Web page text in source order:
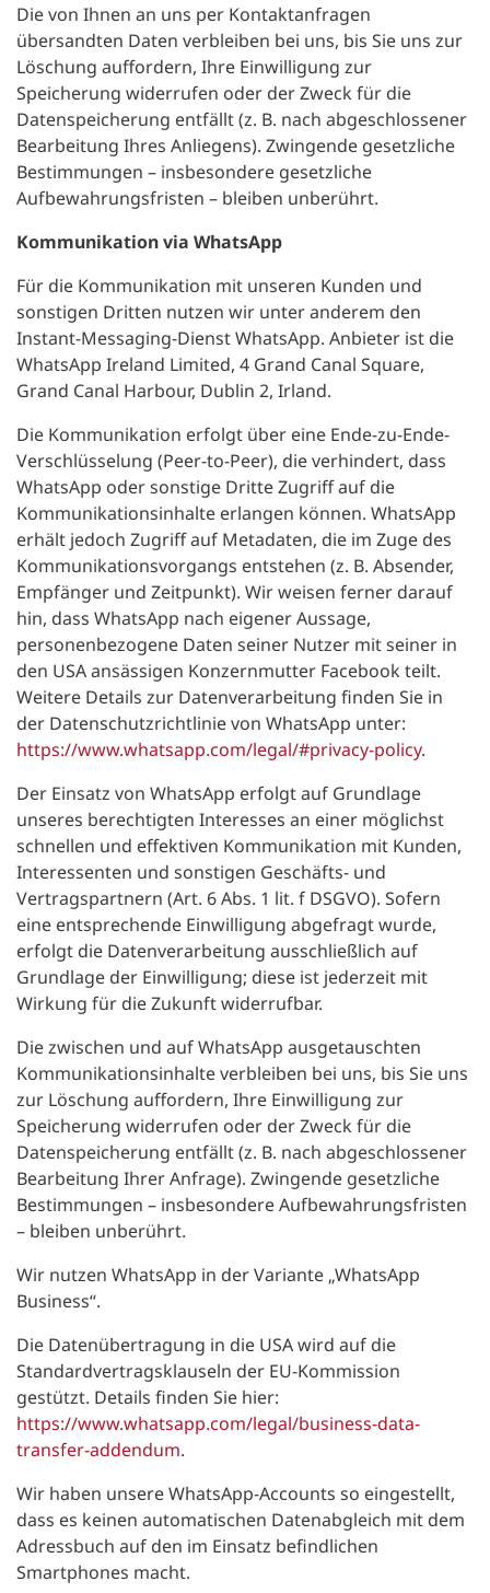
Die von Ihnen an uns per Kontaktanfragen
übersandten Daten verbleiben bei uns, bis Sie uns zur
Löschung auffordern, Ihre Einwilligung zur
Speicherung widerrufen oder der Zweck für die
Datenspeicherung entfällt (z. B. nach abgeschlossener
Bearbeitung Ihres Anliegens). Zwingende gesetzliche
Bestimmungen – insbesondere gesetzliche
Aufbewahrungsfristen – bleiben unberührt.
Kommunikation via WhatsApp
Für die Kommunikation mit unseren Kunden und
sonstigen Dritten nutzen wir unter anderem den
Instant-Messaging-Dienst WhatsApp. Anbieter ist die
WhatsApp Ireland Limited, 4 Grand Canal Square,
Grand Canal Harbour, Dublin 2, Irland.
Die Kommunikation erfolgt über eine Ende-zu-Ende-
Verschlüsselung (Peer-to-Peer), die verhindert, dass
WhatsApp oder sonstige Dritte Zugriff auf die
Kommunikationsinhalte erlangen können. WhatsApp
erhält jedoch Zugriff auf Metadaten, die im Zuge des
Kommunikationsvorgangs entstehen (z. B. Absender,
Empfänger und Zeitpunkt). Wir weisen ferner darauf
hin, dass WhatsApp nach eigener Aussage,
personenbezogene Daten seiner Nutzer mit seiner in
den USA ansässigen Konzernmutter Facebook teilt.
Weitere Details zur Datenverarbeitung finden Sie in
der Datenschutzrichtlinie von WhatsApp unter:
https://www.whatsapp.com/legal/#privacy-policy.
Der Einsatz von WhatsApp erfolgt auf Grundlage
unseres berechtigten Interesses an einer möglichst
schnellen und effektiven Kommunikation mit Kunden,
Interessenten und sonstigen Geschäfts- und
Vertragspartnern (Art. 6 Abs. 1 lit. f DSGVO). Sofern
eine entsprechende Einwilligung abgefragt wurde,
erfolgt die Datenverarbeitung ausschließlich auf
Grundlage der Einwilligung; diese ist jederzeit mit
Wirkung für die Zukunft widerrufbar.
Die zwischen und auf WhatsApp ausgetauschten
Kommunikationsinhalte verbleiben bei uns, bis Sie uns
zur Löschung auffordern, Ihre Einwilligung zur
Speicherung widerrufen oder der Zweck für die
Datenspeicherung entfällt (z. B. nach abgeschlossener
Bearbeitung Ihrer Anfrage). Zwingende gesetzliche
Bestimmungen – insbesondere Aufbewahrungsfristen
– bleiben unberührt.
Wir nutzen WhatsApp in der Variante „WhatsApp
Business“.
Die Datenübertragung in die USA wird auf die
Standardvertragsklauseln der EU-Kommission
gestützt. Details finden Sie hier:
https://www.whatsapp.com/legal/business-data-
transfer-addendum.
Wir haben unsere WhatsApp-Accounts so eingestellt,
dass es keinen automatischen Datenabgleich mit dem
Adressbuch auf den im Einsatz befindlichen
Smartphones macht.